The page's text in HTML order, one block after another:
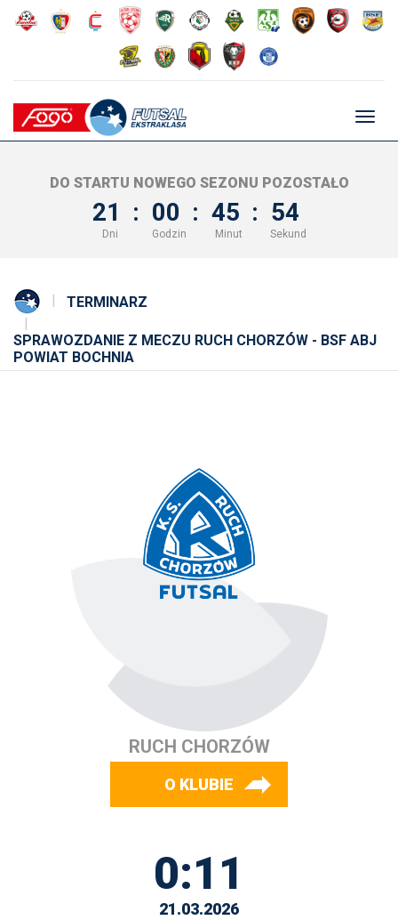
DO STARTU NOWEGO SEZONU POZOSTAŁO
21 : 00 : 45 : 54
Dni Godzin Minut Sekund
TERMINARZ
SPRAWOZDANIE Z MECZU RUCH CHORZÓW - BSF ABJ
POWIAT BOCHNIA
RUCH CHORZÓW
O KLUBIE
0:11
21.03.2026